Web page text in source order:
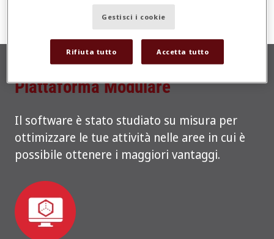
Piattaforma Modulare
Il software è stato studiato su misura per
ottimizzare le tue attività nelle aree in cui è
possibile ottenere i maggiori vantaggi.
Gestisci i cookie
Rifiuta tutto Accetta tutto